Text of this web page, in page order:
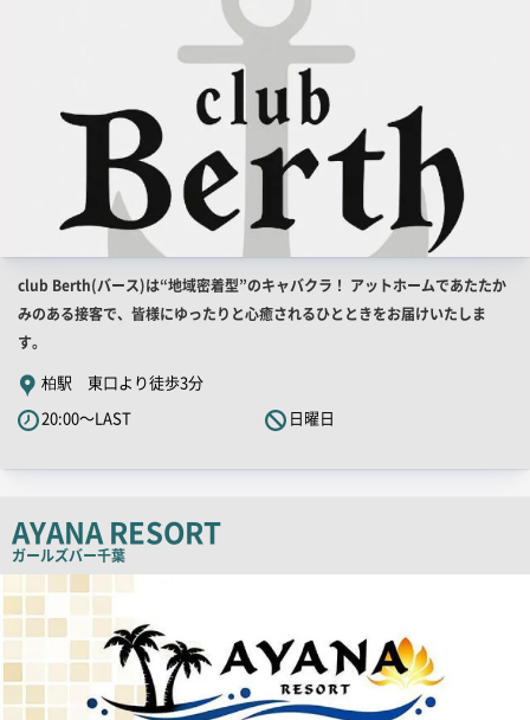
店
舗
PR
キ
ャ
ッ
ー
club Berth(バース)は“地域密着型”のキャバクラ！ アットホームであたたか
みのある接客で、皆様にゆったりと心癒されるひとときをお届けいたしま
す。
柏駅 東口より徒歩3分
20:00～LAST
日曜日
AYANA RESORT
ガールズバー千葉
店
舗
PR